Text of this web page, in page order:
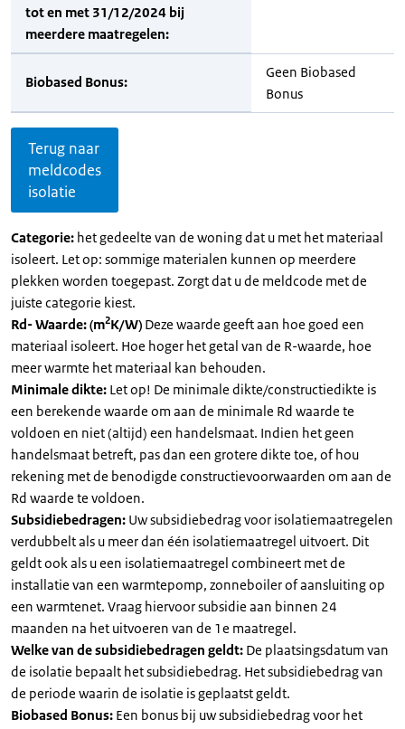
tot en met 31/12/2024 bij
meerdere maatregelen:
Biobased Bonus:
Geen Biobased
Bonus
Terug naar
meldcodes
isolatie
Categorie: het gedeelte van de woning dat u met het materiaal
isoleert. Let op: sommige materialen kunnen op meerdere
plekken worden toegepast. Zorgt dat u de meldcode met de
juiste categorie kiest.
Rd- Waarde: (m2K/W) Deze waarde geeft aan hoe goed een
materiaal isoleert. Hoe hoger het getal van de R-waarde, hoe
meer warmte het materiaal kan behouden.
Minimale dikte: Let op! De minimale dikte/constructiedikte is
een berekende waarde om aan de minimale Rd waarde te
voldoen en niet (altijd) een handelsmaat. Indien het geen
handelsmaat betreft, pas dan een grotere dikte toe, of hou
rekening met de benodigde constructievoorwaarden om aan de
Rd waarde te voldoen.
Subsidiebedragen: Uw subsidiebedrag voor isolatiemaatregelen
verdubbelt als u meer dan één isolatiemaatregel uitvoert. Dit
geldt ook als u een isolatiemaatregel combineert met de
installatie van een warmtepomp, zonneboiler of aansluiting op
een warmtenet. Vraag hiervoor subsidie aan binnen 24
maanden na het uitvoeren van de 1e maatregel.
Welke van de subsidiebedragen geldt: De plaatsingsdatum van
de isolatie bepaalt het subsidiebedrag. Het subsidiebedrag van
de periode waarin de isolatie is geplaatst geldt.
Biobased Bonus: Een bonus bij uw subsidiebedrag voor het